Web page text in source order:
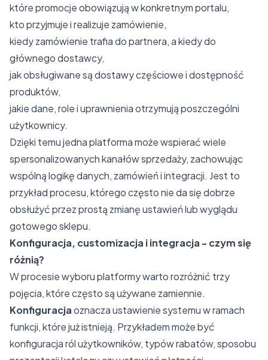
które promocje obowiązują w konkretnym portalu,
kto przyjmuje i realizuje zamówienie,
kiedy zamówienie trafia do partnera, a kiedy do
głównego dostawcy,
jak obsługiwane są dostawy częściowe i dostępność
produktów,
jakie dane, role i uprawnienia otrzymują poszczególni
użytkownicy.
Dzięki temu jedna platforma może wspierać wiele
spersonalizowanych kanałów sprzedaży, zachowując
wspólną logikę danych, zamówień i integracji. Jest to
przykład procesu, którego często nie da się dobrze
obsłużyć przez prostą zmianę ustawień lub wyglądu
gotowego sklepu.
Konfiguracja, customizacja i integracja - czym się
różnią?
W procesie wyboru platformy warto rozróżnić trzy
pojęcia, które często są używane zamiennie.
Konfiguracjaoznacza ustawienie systemu w ramach
funkcji, które już istnieją. Przykładem może być
konfiguracja ról użytkowników, typów rabatów, sposobu